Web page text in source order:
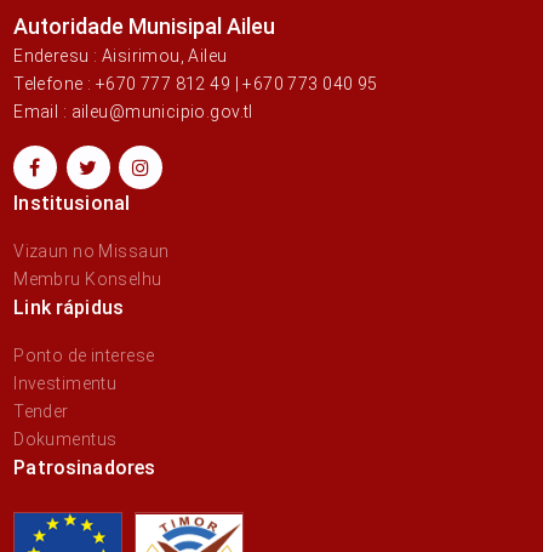
Autoridade Munisipal Aileu
Enderesu : Aisirimou, Aileu
Telefone : +670 777 812 49 | +670 773 040 95
Email : aileu@municipio.gov.tl
Institusional
Vizaun no Missaun
Membru Konselhu
Link rápidus
Ponto de interese
Investimentu
Tender
Dokumentus
Patrosinadores